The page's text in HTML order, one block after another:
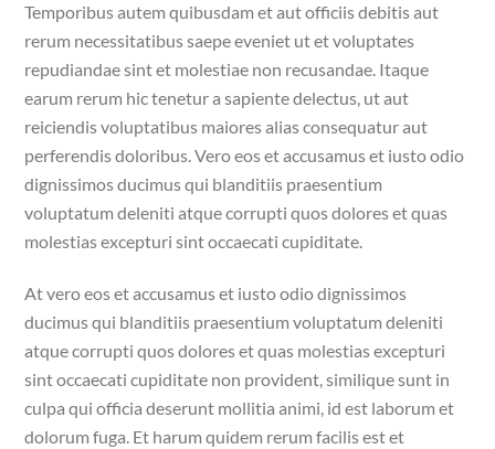
Temporibus autem quibusdam et aut officiis debitis aut
rerum necessitatibus saepe eveniet ut et voluptates
repudiandae sint et molestiae non recusandae. Itaque
earum rerum hic tenetur a sapiente delectus, ut aut
reiciendis voluptatibus maiores alias consequatur aut
perferendis doloribus. Vero eos et accusamus et iusto odio
dignissimos ducimus qui blanditiis praesentium
voluptatum deleniti atque corrupti quos dolores et quas
molestias excepturi sint occaecati cupiditate.
At vero eos et accusamus et iusto odio dignissimos
ducimus qui blanditiis praesentium voluptatum deleniti
atque corrupti quos dolores et quas molestias excepturi
sint occaecati cupiditate non provident, similique sunt in
culpa qui officia deserunt mollitia animi, id est laborum et
dolorum fuga. Et harum quidem rerum facilis est et